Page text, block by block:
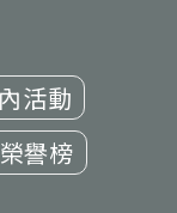
活動
譽榜